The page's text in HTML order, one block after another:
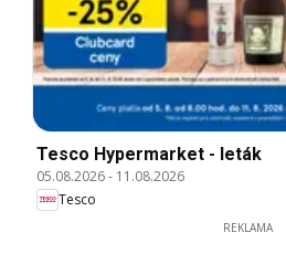
Tesco Hypermarket - leták
05.08.2026- 11.08.2026
Tesco
REKLAMA